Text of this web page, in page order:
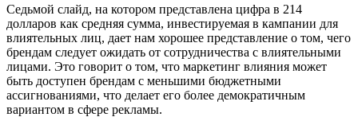
Седьмой слайд, на котором представлена цифра в 214
долларов как средняя сумма, инвестируемая в кампании для
влиятельных лиц, дает нам хорошее представление о том, чего
брендам следует ожидать от сотрудничества с влиятельными
лицами. Это говорит о том, что маркетинг влияния может
быть доступен брендам с меньшими бюджетными
ассигнованиями, что делает его более демократичным
вариантом в сфере рекламы.